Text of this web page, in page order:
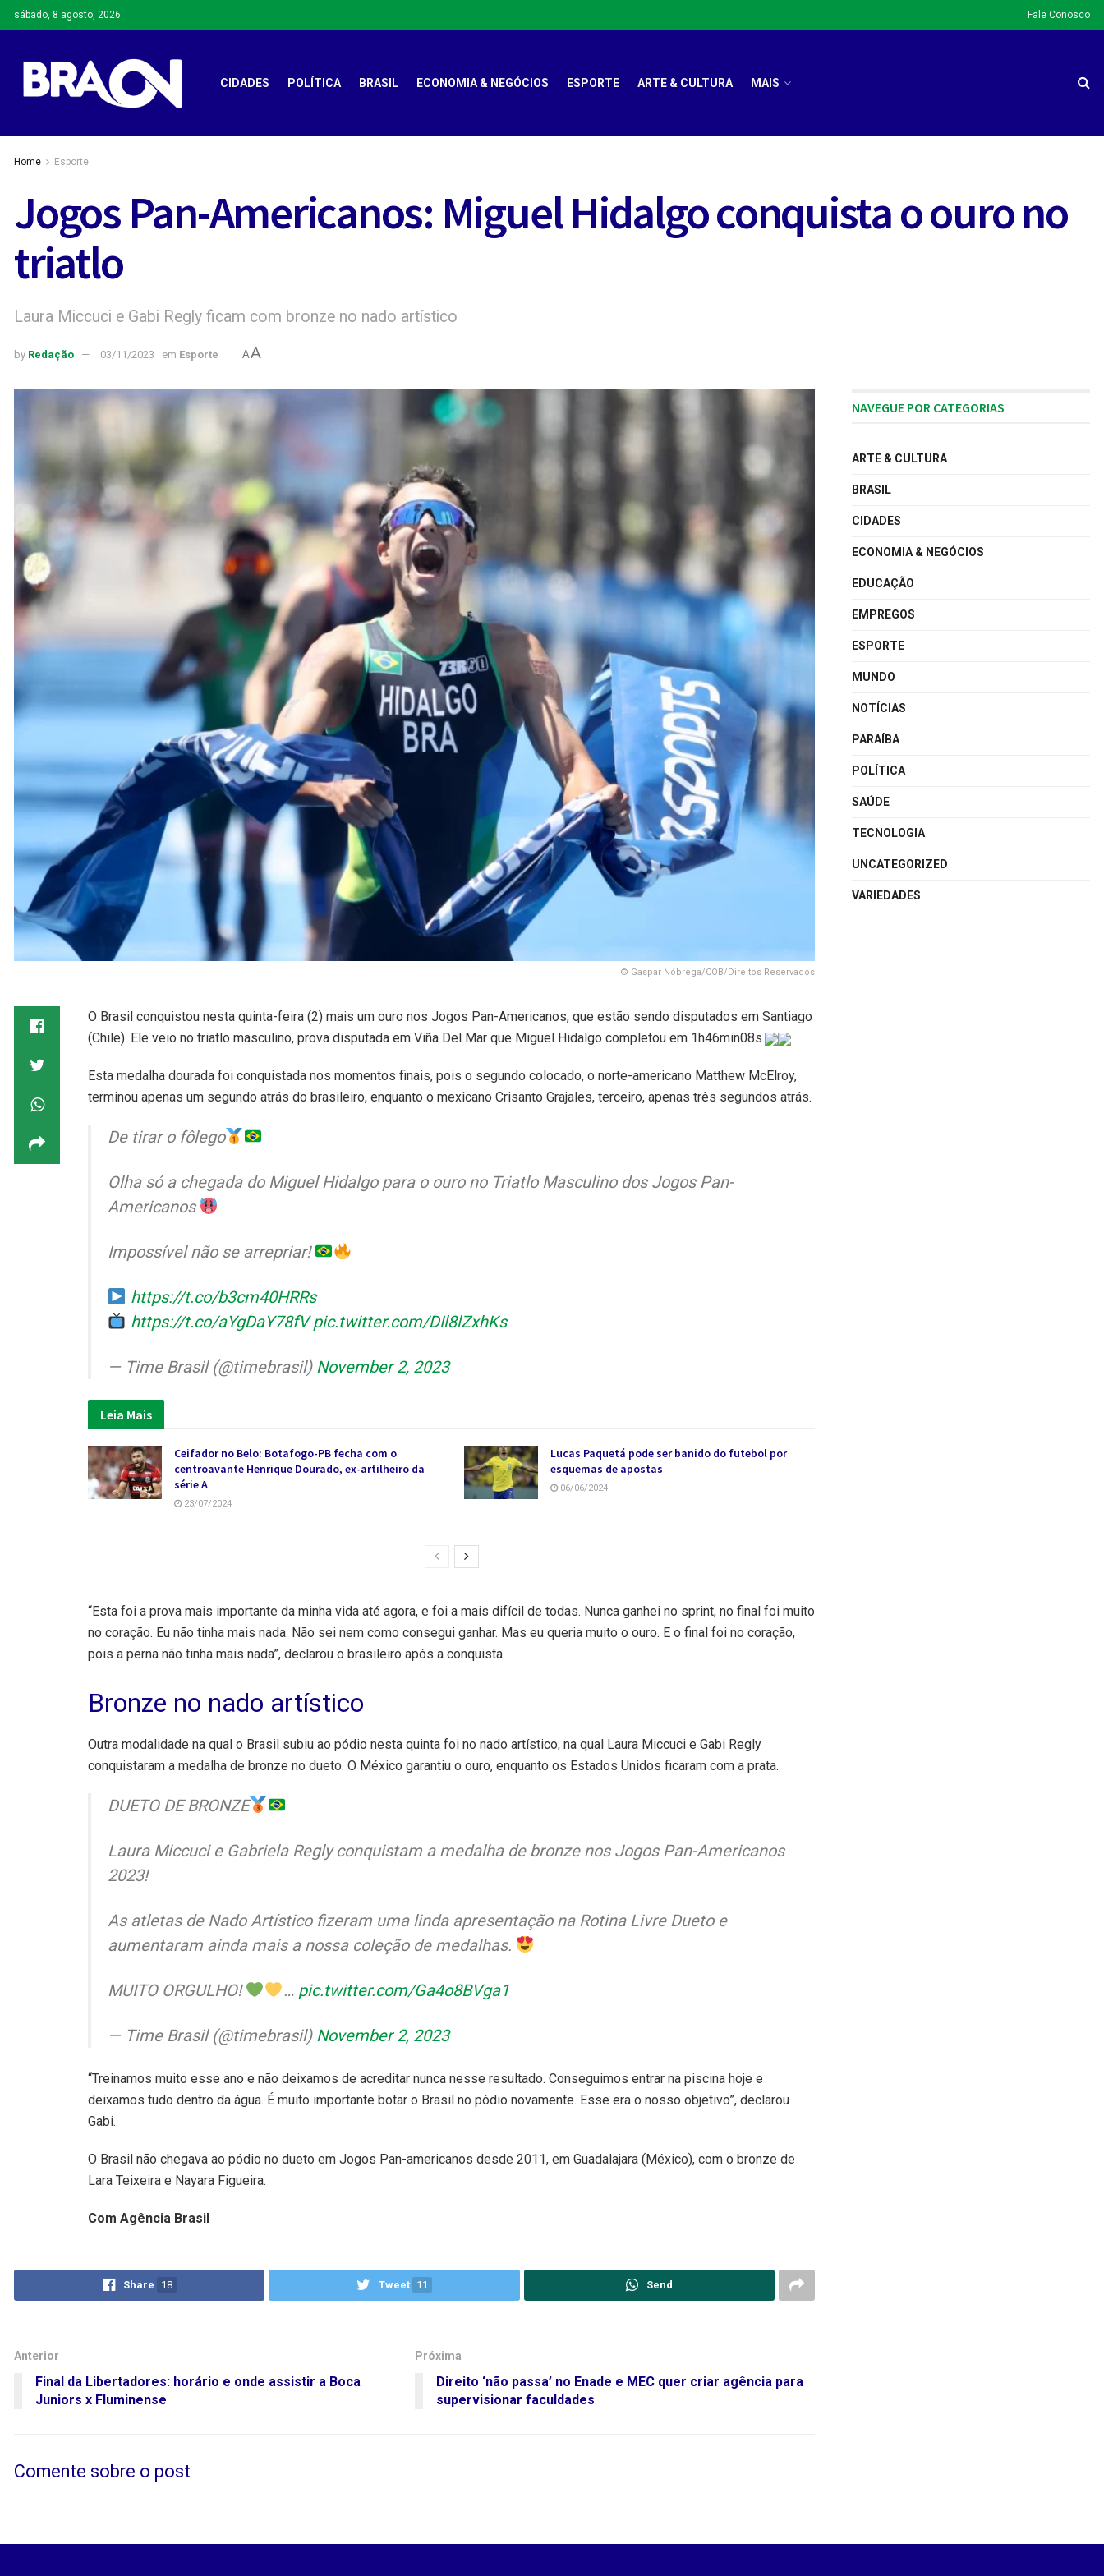
sábado, 8 agosto, 2026 Fale Conosco
CIDADES POLÍTICA BRASIL ECONOMIA & NEGÓCIOS ESPORTE ARTE & CULTURA MAIS
Home Esporte
Jogos Pan-Americanos: Miguel Hidalgo conquista o ouro no
triatlo
Laura Miccuci e Gabi Regly ficam com bronze no nado artístico
by Redação 03/11/2023 em Esporte AA
© Gaspar Nóbrega/COB/Direitos Reservados
O Brasil conquistou nesta quinta-feira (2) mais um ouro nos Jogos Pan-Americanos, que estão sendo disputados em Santiago
(Chile). Ele veio no triatlo masculino, prova disputada em Viña Del Mar que Miguel Hidalgo completou em 1h46min08s.
Esta medalha dourada foi conquistada nos momentos finais, pois o segundo colocado, o norte-americano Matthew McElroy,
terminou apenas um segundo atrás do brasileiro, enquanto o mexicano Crisanto Grajales, terceiro, apenas três segundos atrás.
De tirar o fôlego
Olha só a chegada do Miguel Hidalgo para o ouro no Triatlo Masculino dos Jogos Pan-
Americanos
Impossível não se arrepriar!
https://t.co/b3cm40HRRs
https://t.co/aYgDaY78fV pic.twitter.com/DIl8lZxhKs
— Time Brasil (@timebrasil) November 2, 2023
Leia Mais
Ceifador no Belo: Botafogo-PB fecha com o
centroavante Henrique Dourado, ex-artilheiro da
série A
23/07/2024
Lucas Paquetá pode ser banido do futebol por
esquemas de apostas
06/06/2024
“Esta foi a prova mais importante da minha vida até agora, e foi a mais difícil de todas. Nunca ganhei no sprint, no final foi muito
no coração. Eu não tinha mais nada. Não sei nem como consegui ganhar. Mas eu queria muito o ouro. E o final foi no coração,
pois a perna não tinha mais nada”, declarou o brasileiro após a conquista.
Bronze no nado artístico
Outra modalidade na qual o Brasil subiu ao pódio nesta quinta foi no nado artístico, na qual Laura Miccuci e Gabi Regly
conquistaram a medalha de bronze no dueto. O México garantiu o ouro, enquanto os Estados Unidos ficaram com a prata.
DUETO DE BRONZE
Laura Miccuci e Gabriela Regly conquistam a medalha de bronze nos Jogos Pan-Americanos
2023!
As atletas de Nado Artístico fizeram uma linda apresentação na Rotina Livre Dueto e
aumentaram ainda mais a nossa coleção de medalhas.
MUITO ORGULHO! … pic.twitter.com/Ga4o8BVga1
— Time Brasil (@timebrasil) November 2, 2023
“Treinamos muito esse ano e não deixamos de acreditar nunca nesse resultado. Conseguimos entrar na piscina hoje e
deixamos tudo dentro da água. É muito importante botar o Brasil no pódio novamente. Esse era o nosso objetivo”, declarou
Gabi.
O Brasil não chegava ao pódio no dueto em Jogos Pan-americanos desde 2011, em Guadalajara (México), com o bronze de
Lara Teixeira e Nayara Figueira.
Com Agência Brasil
Share 18 Tweet 11 Send
Anterior
Final da Libertadores: horário e onde assistir a Boca
Juniors x Fluminense
Próxima
Direito ‘não passa’ no Enade e MEC quer criar agência para
supervisionar faculdades
Comente sobre o post
NAVEGUE POR CATEGORIAS
ARTE & CULTURA
BRASIL
CIDADES
ECONOMIA & NEGÓCIOS
EDUCAÇÃO
EMPREGOS
ESPORTE
MUNDO
NOTÍCIAS
PARAÍBA
POLÍTICA
SAÚDE
TECNOLOGIA
UNCATEGORIZED
VARIEDADES